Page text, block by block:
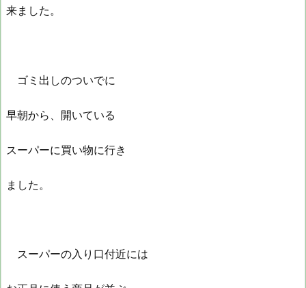
来ました。
ゴミ出しのついでに
早朝から、開いている
スーパーに買い物に行き
ました。
スーパーの入り口付近には